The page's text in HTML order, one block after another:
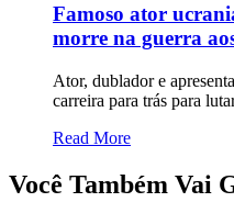
Famoso ator
morre na guerra
Ator, dublador e
carreira para trás para
Read More
Você Também Vai